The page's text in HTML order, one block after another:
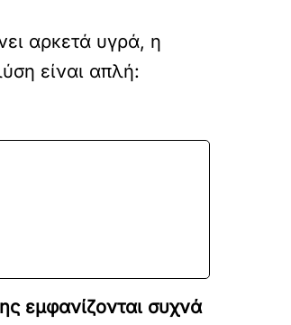
αρκετά υγρά, η
είναι απλή:
εμφανίζονται συχνά